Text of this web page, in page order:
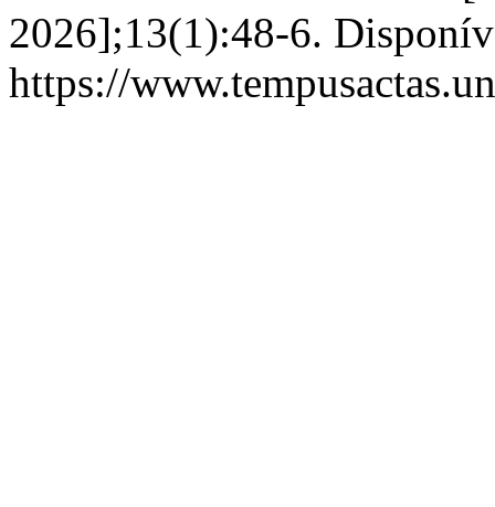
2026];13(1):48-6.
https://